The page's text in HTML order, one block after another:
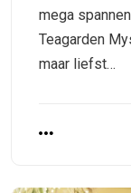
mega
Teagarden
maar liefst…